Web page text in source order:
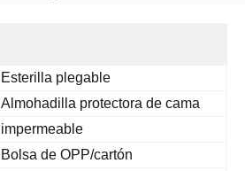
Esterilla plegable
Almohadilla protectora de cama
impermeable
Bolsa de OPP/cartón